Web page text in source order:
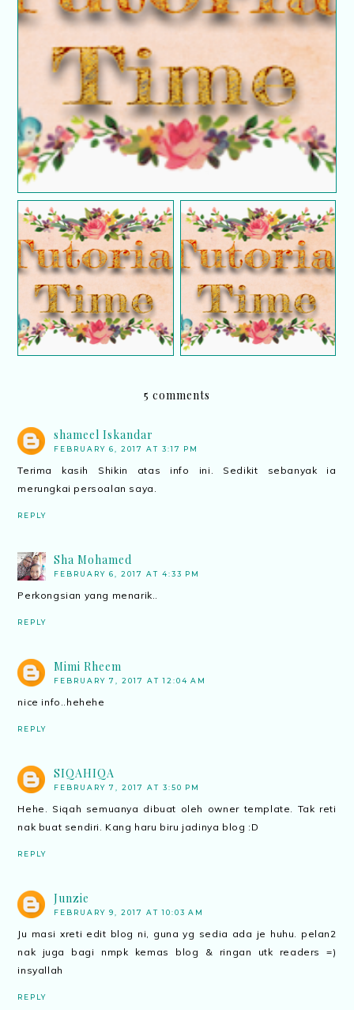
Tutorial : Cara untuk menghilangkan garis
'underline' di bawah link...
Tutorial : Like Button :
Social Plugin Facebook
Tutorial : Buat segmen
follow blog dengan
menggunakan Blog ID..?
5 comments
shameel Iskandar
FEBRUARY 6, 2017 AT 3:17 PM
Terima kasih Shikin atas info ini. Sedikit sebanyak ia
merungkai persoalan saya.
REPLY
Sha Mohamed
FEBRUARY 6, 2017 AT 4:33 PM
Perkongsian yang menarik..
REPLY
Mimi Rheem
FEBRUARY 7, 2017 AT 12:04 AM
nice info..hehehe
REPLY
SIQAHIQA
FEBRUARY 7, 2017 AT 3:50 PM
Hehe. Siqah semuanya dibuat oleh owner template. Tak reti
nak buat sendiri. Kang haru biru jadinya blog :D
REPLY
Junzie
FEBRUARY 9, 2017 AT 10:03 AM
Ju masi xreti edit blog ni, guna yg sedia ada je huhu. pelan2
nak juga bagi nmpk kemas blog & ringan utk readers =)
insyallah
REPLY